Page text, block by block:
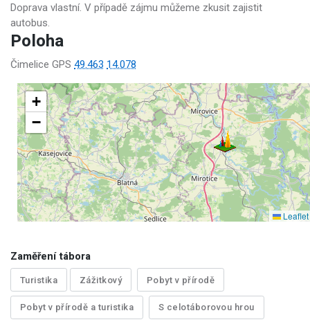
Doprava vlastní. V případě zájmu můžeme zkusit zajistit
autobus.
Poloha
Čimelice GPS 49.463 14.078
+
−
Leaflet
Zaměření tábora
Turistika Zážitkový Pobyt v přírodě
Pobyt v přírodě a turistika S celotáborovou hrou